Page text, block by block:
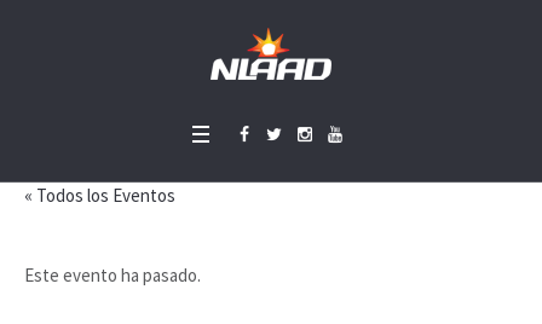
« Todos los Eventos
Este evento ha pasado.